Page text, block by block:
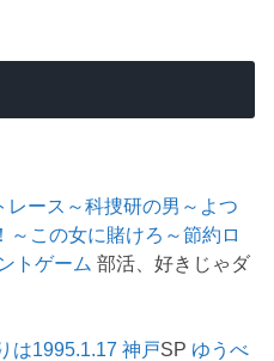
レース～科捜研の男～ よつ
～この女に賭けろ～節約ロ
トゲーム 部活、好きじゃダ
は1995.1.17 神戸SP ゆうべ